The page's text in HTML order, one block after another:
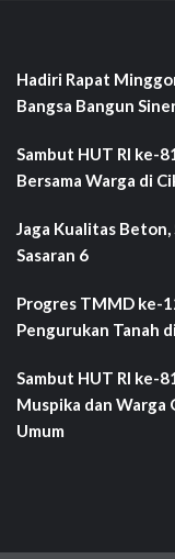
Hadiri Rapat
Bangsa Bangun
Sambut HUT RI ke-
Bersama Warga di
Jaga Kualitas Beton,
Sasaran 6
Progres TMMD ke-
Pengurukan Tanah
Sambut HUT RI ke-
Muspika dan Warga
Umum